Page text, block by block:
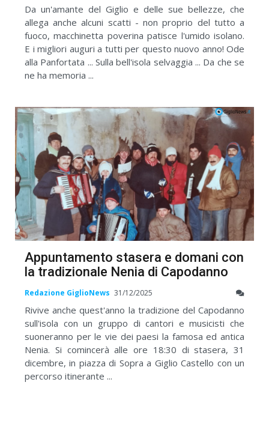
Da un'amante del Giglio e delle sue bellezze, che
allega anche alcuni scatti - non proprio del tutto a
fuoco, macchinetta poverina patisce l'umido isolano.
E i migliori auguri a tutti per questo nuovo anno! Ode
alla Panfortata ... Sulla bell'isola selvaggia ... Da che se
ne ha memoria ...
Appuntamento stasera e domani con
la tradizionale Nenia di Capodanno
Redazione GiglioNews 31/12/2025
Rivive anche quest'anno la tradizione del Capodanno
sull'isola con un gruppo di cantori e musicisti che
suoneranno per le vie dei paesi la famosa ed antica
Nenia. Si comincerà alle ore 18:30 di stasera, 31
dicembre, in piazza di Sopra a Giglio Castello con un
percorso itinerante ...